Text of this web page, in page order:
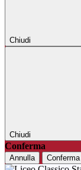
Chiudi
Chiudi
Conferma
Annulla Conferma